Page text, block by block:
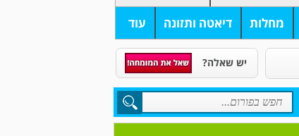
מחלות דיאטה ותזונה עוד
יש שאלה?